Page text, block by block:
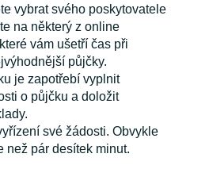
vybrat svého poskytovatele
na některý z online
vám ušetří čas při
půjčky.
je zapotřebí vyplnit
o půjčku a doložit
své žádosti. Obvykle
než pár desítek minut.